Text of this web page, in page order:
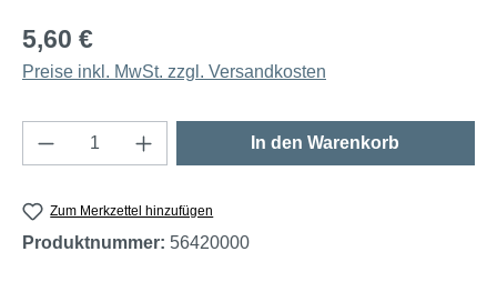
5,60 €
Preise inkl. MwSt. zzgl. Versandkosten
Produkt Anzahl: Gib den gewünschten
In den Warenkorb
Zum Merkzettel hinzufügen
Produktnummer: 56420000